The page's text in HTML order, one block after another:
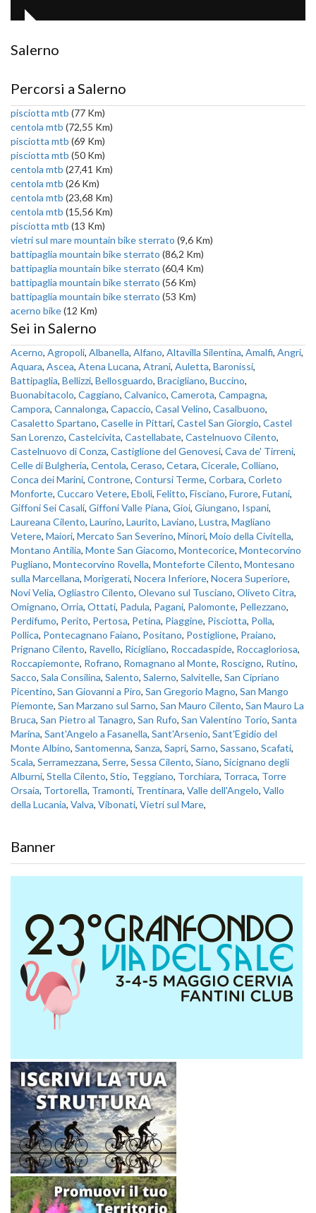
Salerno
Percorsi a Salerno
pisciotta mtb (77 Km)
centola mtb (72,55 Km)
pisciotta mtb (69 Km)
pisciotta mtb (50 Km)
centola mtb (27,41 Km)
centola mtb (26 Km)
centola mtb (23,68 Km)
centola mtb (15,56 Km)
pisciotta mtb (13 Km)
vietri sul mare mountain bike sterrato (9,6 Km)
battipaglia mountain bike sterrato (86,2 Km)
battipaglia mountain bike sterrato (60,4 Km)
battipaglia mountain bike sterrato (56 Km)
battipaglia mountain bike sterrato (53 Km)
acerno bike(12 Km)
Sei in Salerno
Acerno, Agropoli, Albanella, Alfano, Altavilla Silentina, Amalfi, Angri,
Aquara, Ascea, Atena Lucana, Atrani, Auletta, Baronissi,
Battipaglia, Bellizzi, Bellosguardo, Bracigliano, Buccino,
Buonabitacolo, Caggiano, Calvanico, Camerota, Campagna,
Campora, Cannalonga, Capaccio, Casal Velino, Casalbuono,
Casaletto Spartano, Caselle in Pittari, Castel San Giorgio, Castel
San Lorenzo, Castelcivita, Castellabate, Castelnuovo Cilento,
Castelnuovo di Conza, Castiglione del Genovesi, Cava de' Tirreni,
Celle di Bulgheria, Centola, Ceraso, Cetara, Cicerale, Colliano,
Conca dei Marini, Controne, Contursi Terme, Corbara, Corleto
Monforte, Cuccaro Vetere, Eboli, Felitto, Fisciano, Furore, Futani,
Giffoni Sei Casali, Giffoni Valle Piana, Gioi, Giungano, Ispani,
Laureana Cilento, Laurino, Laurito, Laviano, Lustra, Magliano
Vetere, Maiori, Mercato San Severino, Minori, Moio della Civitella,
Montano Antilia, Monte San Giacomo, Montecorice, Montecorvino
Pugliano, Montecorvino Rovella, Monteforte Cilento, Montesano
sulla Marcellana, Morigerati, Nocera Inferiore, Nocera Superiore,
Novi Velia, Ogliastro Cilento, Olevano sul Tusciano, Oliveto Citra,
Omignano, Orria, Ottati, Padula, Pagani, Palomonte, Pellezzano,
Perdifumo, Perito, Pertosa, Petina, Piaggine, Pisciotta, Polla,
Pollica, Pontecagnano Faiano, Positano, Postiglione, Praiano,
Prignano Cilento, Ravello, Ricigliano, Roccadaspide, Roccagloriosa,
Roccapiemonte, Rofrano, Romagnano al Monte, Roscigno, Rutino,
Sacco, Sala Consilina, Salento, Salerno, Salvitelle, San Cipriano
Picentino, San Giovanni a Piro, San Gregorio Magno, San Mango
Piemonte, San Marzano sul Sarno, San Mauro Cilento, San Mauro La
Bruca, San Pietro al Tanagro, San Rufo, San Valentino Torio, Santa
Marina, Sant'Angelo a Fasanella, Sant'Arsenio, Sant'Egidio del
Monte Albino, Santomenna, Sanza, Sapri, Sarno, Sassano, Scafati,
Scala, Serramezzana, Serre, Sessa Cilento, Siano, Sicignano degli
Alburni, Stella Cilento, Stio, Teggiano, Torchiara, Torraca, Torre
Orsaia, Tortorella, Tramonti, Trentinara, Valle dell'Angelo, Vallo
della Lucania, Valva, Vibonati, Vietri sul Mare,
Banner